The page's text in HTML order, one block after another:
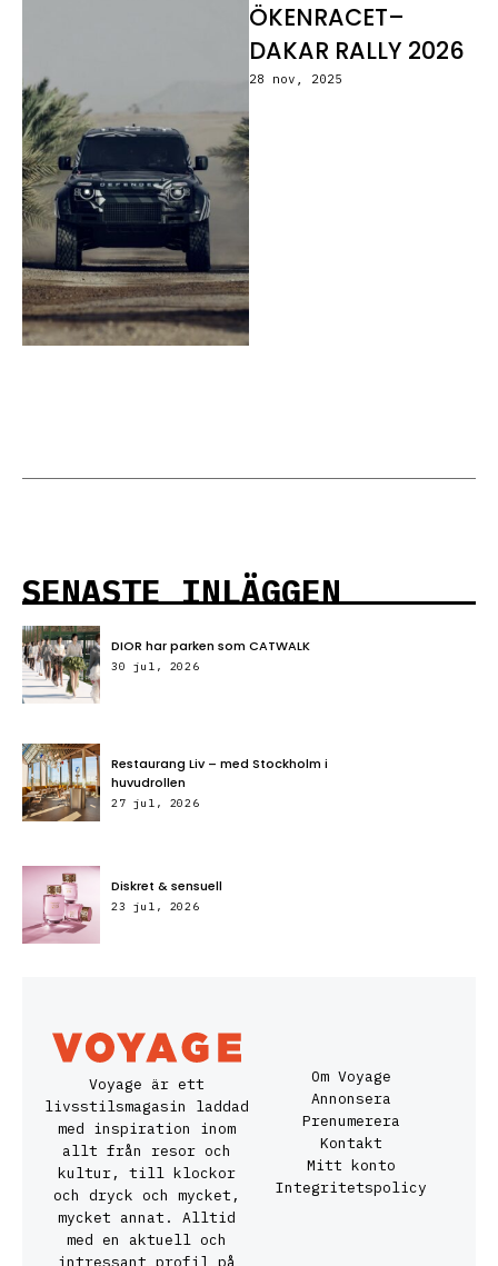
ÖKENRACET–
DAKAR RALLY 2026
28 nov, 2025
SENASTE INLÄGGEN
DIOR har parken som CATWALK
30 jul, 2026
Restaurang Liv – med Stockholm i
huvudrollen
27 jul, 2026
Diskret & sensuell
23 jul, 2026
Voyage är ett
livsstilsmagasin laddad
med inspiration inom
allt från resor och
kultur, till klockor
och dryck och mycket,
mycket annat. Alltid
med en aktuell och
Om Voyage
Annonsera
Prenumerera
Kontakt
Mitt konto
Integritetspolicy